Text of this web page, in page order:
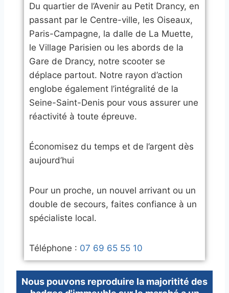
​Du quartier de l’Avenir au Petit Drancy, en
passant par le Centre-ville, les Oiseaux,
Paris-Campagne, la dalle de La Muette,
le Village Parisien ou les abords de la
Gare de Drancy, notre scooter se
déplace partout. Notre rayon d’action
englobe également l’intégralité de la
Seine-Saint-Denis pour vous assurer une
réactivité à toute épreuve.
​Économisez du temps et de l’argent dès
aujourd’hui
​Pour un proche, un nouvel arrivant ou un
double de secours, faites confiance à un
spécialiste local.
​Téléphone : 07 69 65 55 10
Nous pouvons reproduire la majoritité des